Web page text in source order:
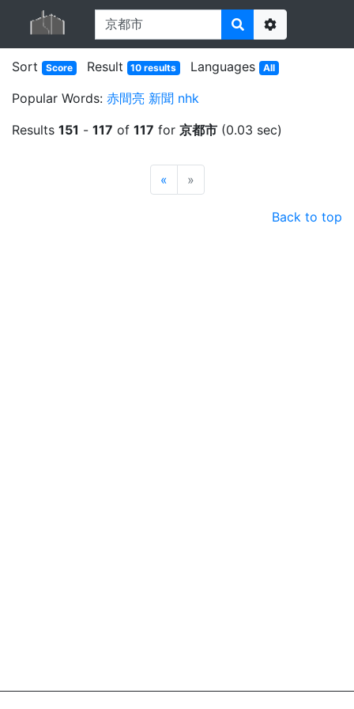
Options
Sort
Score Result 10 results Languages All
Popular Words: 赤間亮 新聞 nhk
Results 151 - 117 of 117 for 京都市 (0.03 sec)
«PrevNext
»
Back to top